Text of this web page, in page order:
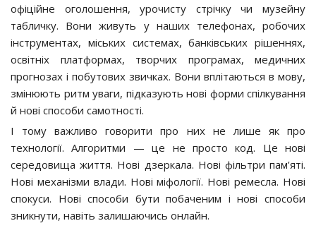
офіційне оголошення, урочисту стрічку чи музейну
табличку. Вони живуть у наших телефонах, робочих
інструментах, міських системах, банківських рішеннях,
освітніх платформах, творчих програмах, медичних
прогнозах і побутових звичках. Вони вплітаються в мову,
змінюють ритм уваги, підказують нові форми спілкування
й нові способи самотності.
І тому важливо говорити про них не лише як про
технології. Алгоритми — це не просто код. Це нові
середовища життя. Нові дзеркала. Нові фільтри пам’яті.
Нові механізми влади. Нові міфології. Нові ремесла. Нові
спокуси. Нові способи бути побаченим і нові способи
зникнути, навіть залишаючись онлайн.